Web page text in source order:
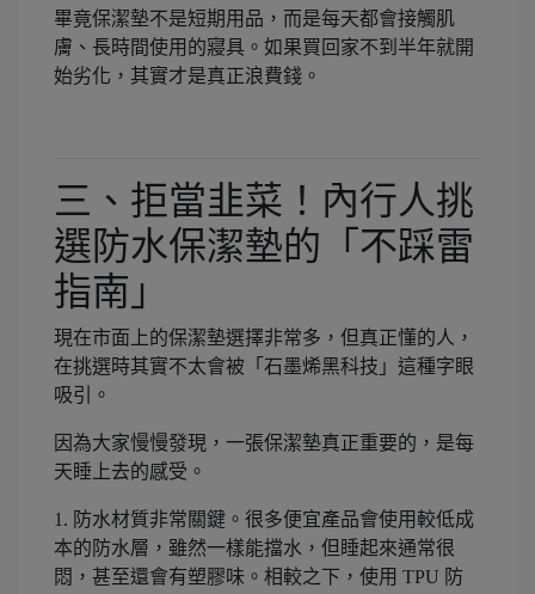
畢竟保潔墊不是短期用品，而是每天都會接觸肌
膚、長時間使用的寢具。如果買回家不到半年就開
始劣化，其實才是真正浪費錢。
三、拒當韭菜！內行人挑
選防水保潔墊的「不踩雷
指南」
現在市面上的保潔墊選擇非常多，但真正懂的人，
在挑選時其實不太會被「石墨烯黑科技」這種字眼
吸引。
因為大家慢慢發現，一張保潔墊真正重要的，是每
天睡上去的感受。
1. 防水材質非常關鍵。很多便宜產品會使用較低成
本的防水層，雖然一樣能擋水，但睡起來通常很
悶，甚至還會有塑膠味。相較之下，使用 TPU 防